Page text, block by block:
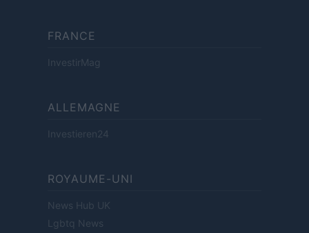
FRANCE
InvestirMag
ALLEMAGNE
Investieren24
ROYAUME-UNI
News Hub UK
Lgbtq News